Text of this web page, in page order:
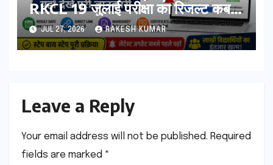
RKCL 19 जुलाई परीक्षा का रिजल्ट कब
आएगा? यहां देखें Result Date,
Direct Link, Marksheet
Download Process
JUL 27, 2026 RAKESH KUMAR
Leave a Reply
Your email address will not be published. Required
fields are marked *